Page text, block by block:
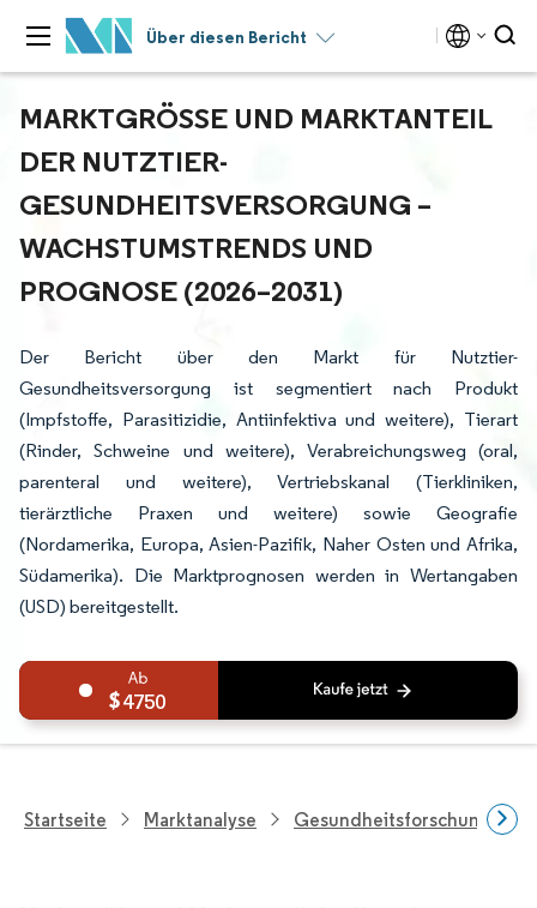
Über diesen Bericht
MARKTGRÖSSE UND MARKTANTEIL D
ER NUTZTIER-G
ESUNDHEITSVERSORGUNG – W
ACHSTUMSTRENDS UND P
ROGNOSE (2026–2031)
Der Bericht über den Markt für Nutztier-
Gesundheitsversorgung ist segmentiert nach Produkt
(Impfstoffe, Parasitizidie, Antiinfektiva und weitere), Tierart
(Rinder, Schweine und weitere), Verabreichungsweg (oral,
parenteral und weitere), Vertriebskanal (Tierkliniken,
tierärztliche Praxen und weitere) sowie Geografie
(Nordamerika, Europa, Asien-Pazifik, Naher Osten und Afrika,
Südamerika). Die Marktprognosen werden in Wertangaben
(USD) bereitgestellt.
4750
Startseite Marktanalyse Gesundheitsforschung